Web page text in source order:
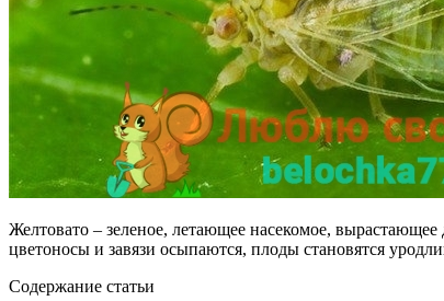
Желтовато – зеленое, летающее насекомое,
цветоносы и завязи осыпаются, плоды становятся
Содержание статьи